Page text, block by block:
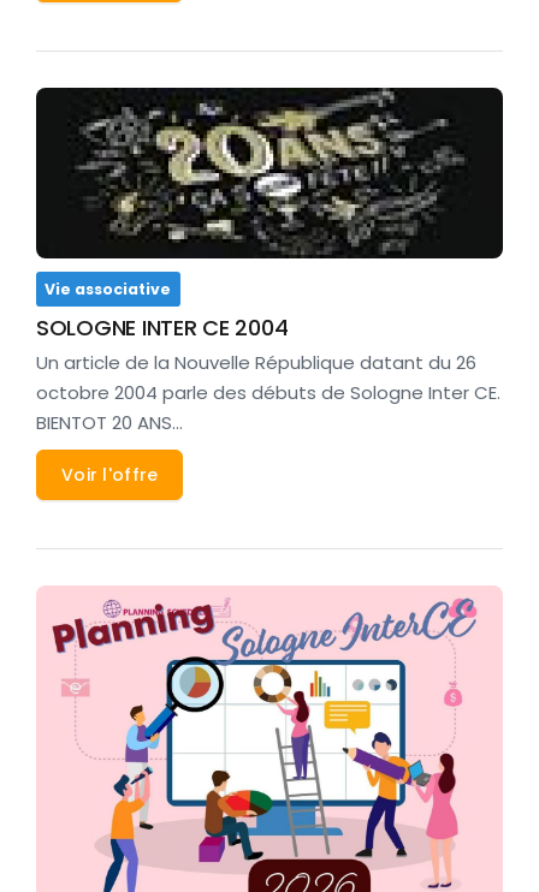
Vie associative
SOLOGNE INTER CE 2004
Un article de la Nouvelle République datant du 26
octobre 2004 parle des débuts de Sologne Inter CE.
BIENTOT 20 ANS…
Voir l'offre